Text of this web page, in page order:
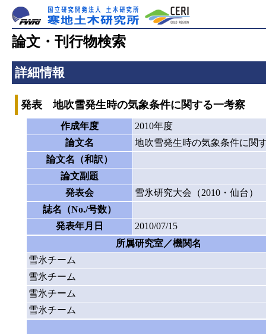
論文・刊行物検索
詳細情報
発表 地吹雪発生時の気象条件に関する一考察
作成年度
2010年度
論文名
地吹雪発生時の気象条件に関
論文名（和訳）
論文副題
発表会
雪氷研究大会（2010・仙台）
誌名（No./号数）
発表年月日
2010/07/15
所属研究室／機関名
雪氷チーム
雪氷チーム
雪氷チーム
雪氷チーム